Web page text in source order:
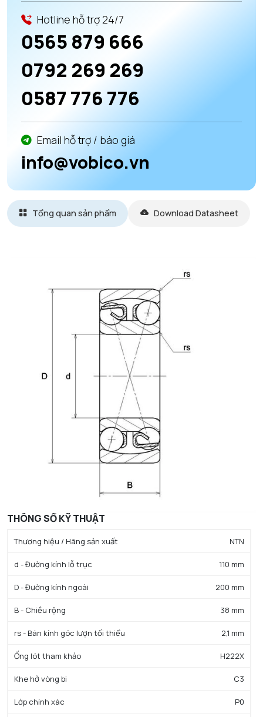
Hotline hỗ trợ 24/7
0565 879 666
0792 269 269
0587 776 776
Email hỗ trợ / báo giá
info@vobico.vn
Tổng quan sản phẩm Download Datasheet
THÔNG SỐ KỸ THUẬT
Thương hiệu / Hãng sản xuất NTN
d - Đường kính lỗ trục 110 mm
D - Đường kính ngoài 200 mm
B - Chiều rộng 38 mm
rs - Bán kính góc lượn tối thiểu 2,1 mm
Ống lót tham khảo H222X
Khe hở vòng bi C3
Lớp chính xác P0